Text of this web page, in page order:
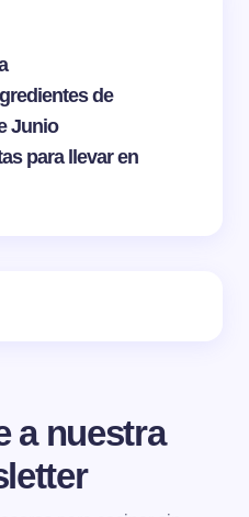
de
Junio
para llevar en
a nuestra